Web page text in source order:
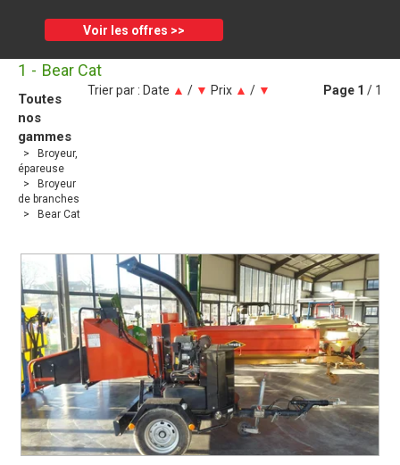
Voir les offres >>
Toutes
nos
gammes
Broyeur,
épareuse
Broyeur
de branches
Bear Cat
1 Bear Cat
Trier par : Date ▲ / ▼ Prix ▲ / ▼ Page 1 / 1